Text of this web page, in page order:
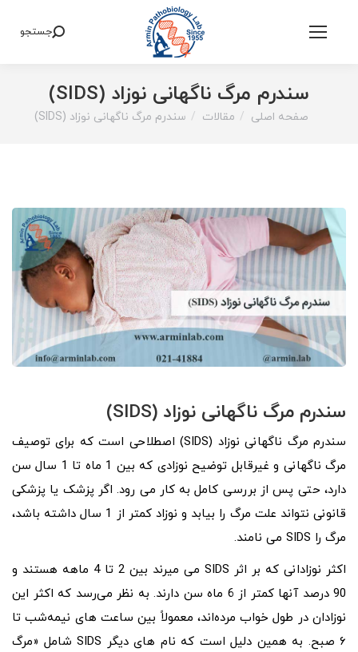
Search:
جستجو
سندرم مرگ ناگهانی نوزاد (SIDS)
You are here:
صفحه اصلی مقالات سندرم مرگ ناگهانی نوزاد (SIDS)
سندرم مرگ ناگهانی نوزاد (SIDS)
سندرم مرگ ناگهانی نوزاد (SIDS) اصطلاحی است که برای توصیف
مرگ ناگهانی و غیرقابل توضیح نوزادی که بین 1 ماه تا 1 سال سن
دارد، حتی پس از بررسی کامل به کار می‌ رود. اگر پزشک یا پزشکی
قانونی نتواند علت مرگ را بیابد و نوزاد کمتر از 1 سال داشته باشد،
مرگ را SIDS می نامند.
اکثر نوزادانی که بر اثر SIDS می میرند بین 2 تا 4 ماهه هستند و
90 درصد آنها کمتر از 6 ماه سن دارند. به نظر می‌رسد که اکثر این
نوزادان در طول خواب مرده‌اند، معمولاً بین ساعت‌ های نیمه‌شب تا
۶ صبح. به همین دلیل است که نام‌ های دیگر SIDS شامل «مرگ